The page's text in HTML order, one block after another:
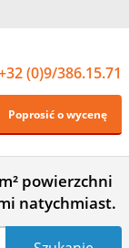
(0)9/386.15.71
Poprosić o wycenę
powierzchni
natychmiast.